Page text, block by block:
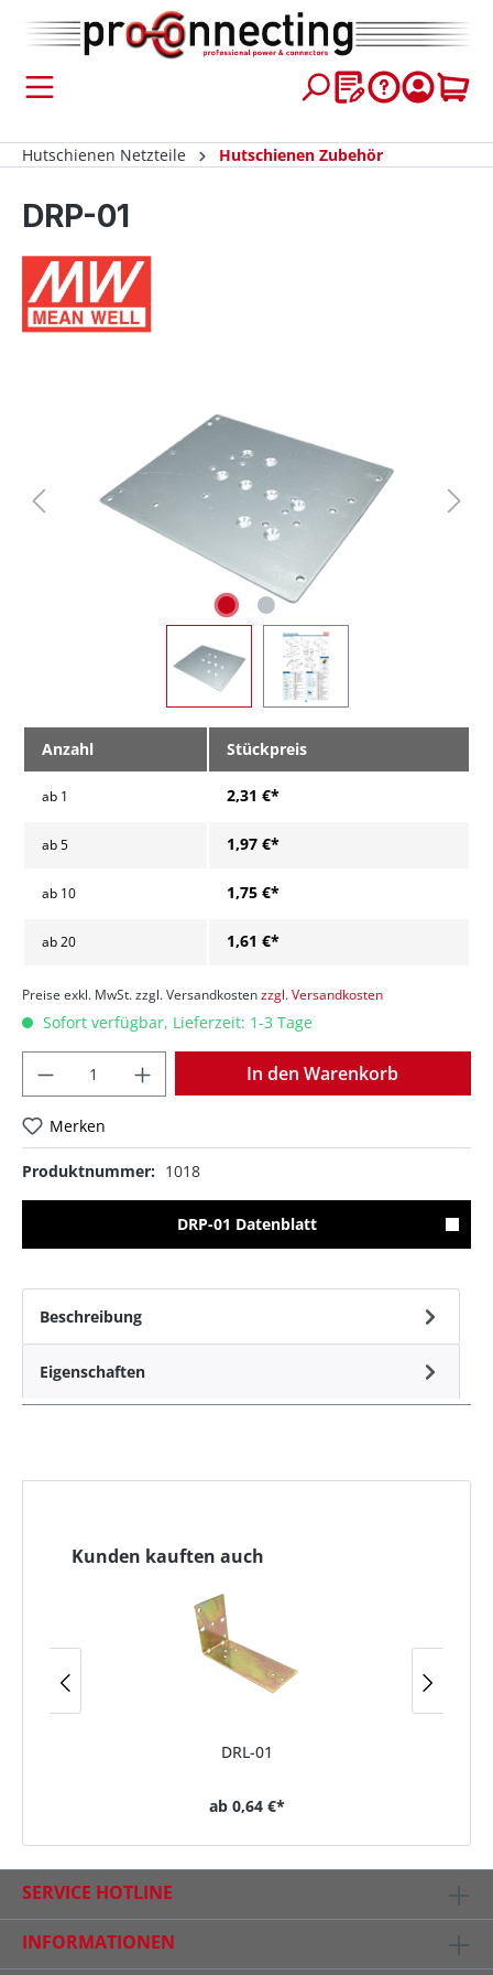
springen
Hutschienen Netzteile Hutschienen Zubehör
DRP-01
Anzahl Stückpreis
ab 1 2,31 €*
ab5 1,97 €*
ab 10 1,75 €*
ab20 1,61 €*
Preise exkl. MwSt. zzgl. Versandkostenzzgl. Versandkosten
Sofort verfügbar, Lieferzeit: 1-3 Tage
In den Warenkorb
Merken
Produktnummer: 1018
DRP-01 Datenblatt
Beschreibung
Eigenschaften
Kunden kauften auch
DRL-01
ab 0,64 €*
SERVICE HOTLINE
INFORMATIONEN